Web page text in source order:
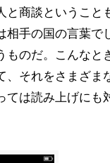
商談ということ
手の国の言葉で
のだ。こんなと
、それをさまざま
は読み上げにも